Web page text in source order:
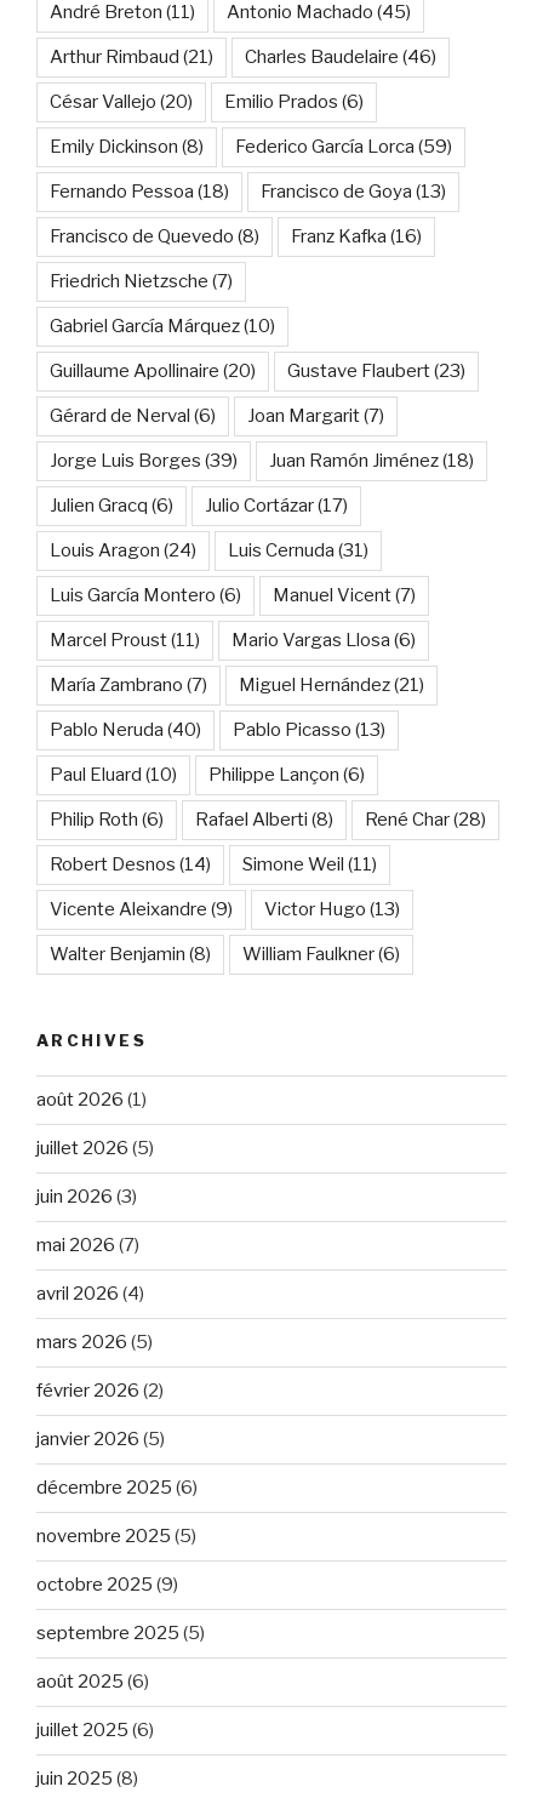
André Breton (11) Antonio Machado (45)
Arthur Rimbaud (21) Charles Baudelaire (46)
César Vallejo (20) Emilio Prados (6)
Emily Dickinson (8) Federico García Lorca (59)
Fernando Pessoa (18) Francisco de Goya (13)
Francisco de Quevedo (8) Franz Kafka (16)
Friedrich Nietzsche (7)
Gabriel García Márquez(10)
Guillaume Apollinaire (20) Gustave Flaubert(23)
Gérard de Nerval (6) Joan Margarit(7)
Jorge Luis Borges (39) Juan Ramón Jiménez(18)
Julien Gracq (6) Julio Cortázar(17)
Louis Aragon (24) Luis Cernuda (31)
Luis García Montero (6) Manuel Vicent(7)
Marcel Proust(11) Mario Vargas Llosa (6)
María Zambrano (7) Miguel Hernández(21)
Pablo Neruda (40) Pablo Picasso (13)
Paul Eluard (10) Philippe Lançon (6)
Philip Roth (6) Rafael Alberti (8) René Char(28)
Robert Desnos (14) Simone Weil (11)
Vicente Aleixandre (9) Victor Hugo (13)
Walter Benjamin (8) William Faulkner(6)
ARCHIVES
août 2026 (1)
juillet 2026 (5)
juin 2026 (3)
mai 2026 (7)
avril 2026 (4)
mars 2026 (5)
février 2026 (2)
janvier 2026 (5)
décembre 2025 (6)
novembre 2025 (5)
octobre 2025 (9)
septembre 2025 (5)
août 2025 (6)
juillet 2025 (6)
juin 2025 (8)